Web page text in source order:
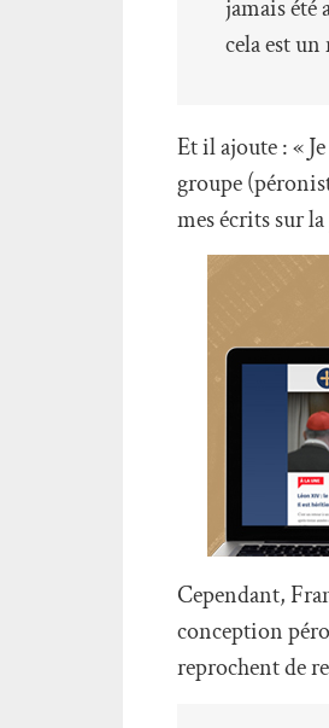
jamais
cela est
Et il ajoute : «
groupe
mes écrits sur
Cependant,
conception
reprochent de